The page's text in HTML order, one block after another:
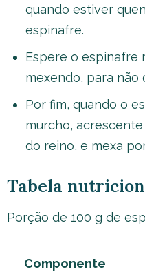
quando estiver
espinafre.
Espere o espinafre
mexendo, para não
Por fim, quando o
murcho,
do reino, e mexa
Tabela
Porção de 100 g de
Componente